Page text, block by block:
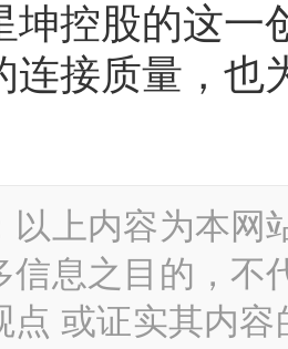
坤控股的这一
连接质量，也
以上内容为本网
信息之目的，不
点 或证实其内